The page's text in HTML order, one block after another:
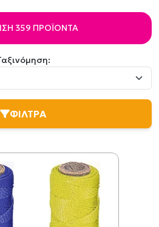
359 ΠΡΟΪΌΝΤΑ
ΦΙΛΤΡΑ